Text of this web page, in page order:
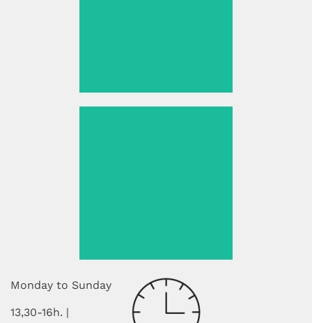
Monday to Sunday
13,30-16h. |